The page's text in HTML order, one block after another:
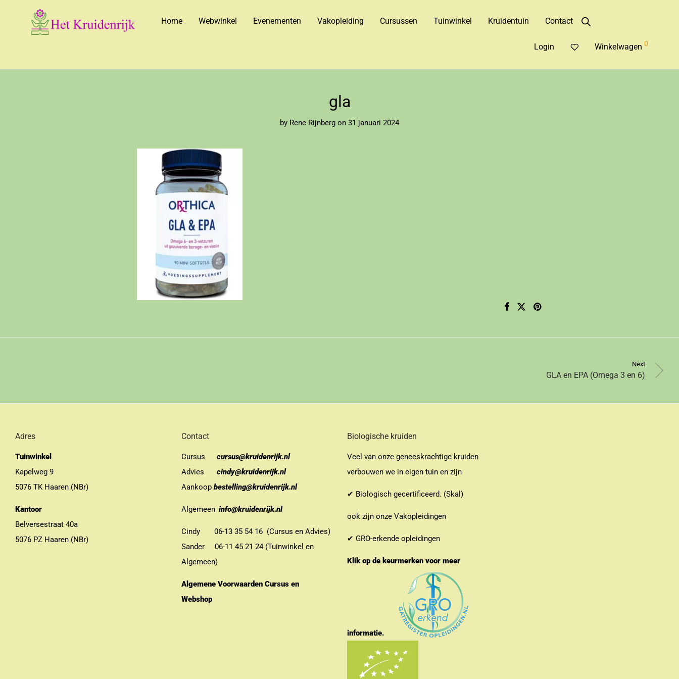
Home Webwinkel Evenementen Vakopleiding Cursussen Tuinwinkel Kruidentuin Contact
Login Winkelwagen 0
gla
by Rene Rijnberg on 31 januari 2024
Next
GLA en EPA (Omega 3 en 6)
Adres
Tuinwinkel
Kapelweg 9
5076 TK Haaren (NBr)
Kantoor
Belversestraat 40a
5076 PZ Haaren (NBr)
Contact
Cursus
cursus@kruidenrijk.nl
Advies
cindy@kruidenrijk.nl
Aankoop bestelling@kruidenrijk.nl
Algemeen info@kruidenrijk.nl
Cindy 06-13 35 54 16 (Cursus en Advies)
Sander 06-11 45 21 24 (Tuinwinkel en
Algemeen)
Algemene Voorwaarden Cursus en
Webshop
Biologische kruiden
Veel van onze geneeskrachtige kruiden
verbouwen we in eigen tuin en zijn
✔ Biologisch gecertificeerd. (Skal)
ook zijn onze Vakopleidingen
✔ GRO-erkende opleidingen
Klik op de keurmerken voor meer
informatie.